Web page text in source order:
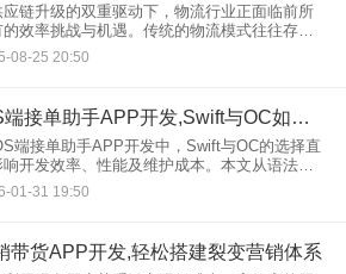
应链升级的双重驱动下，物流行业正面临前所
的效率挑战与机遇。传统的物流模式往往存在
不对称、运力分散、资源利用率低等痛点。因
过技术手段整合社会零散运力资源，构建一
08-25 20:50
iOS端接单助手APP开发,Swift与OC如何抉择?
端接单助手APP开发中，Swift与OC的选择直
开发效率、性能及维护成本。本文从语法特
生态支持、开发效率、性能优化等维度深度对
合实际案例解析技术选型策略，助开发者精
01-31 19:50
带货APP开发,轻松搭建裂变营销体系